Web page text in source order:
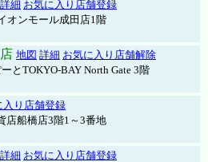
詳細 お気に入り店舗登録
オンモール成田店1階
地図 詳細 お気に入り店舗解除
とTOKYO-BAY North Gate 3階
入り店舗登録
店船橋店3階1～3番地
詳細 お気に入り店舗登録